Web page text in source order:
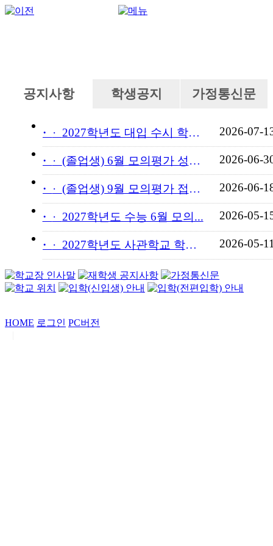
공지사항 학생공지 가정통신문
· 2027학년도 대입 수시 학교... 2026-07-
· (졸업생) 6월 모의평가 성적... 2026-06-
· (졸업생) 9월 모의평가 접수... 2026-06-
· 2027학년도 수능 6월 모의... 2026-05-
· 2027학년도 사관학교 학교장... 2026-05-
HOME 로그인 PC버전